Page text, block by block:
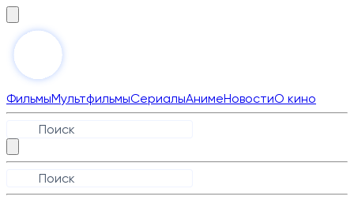
ФильмыМультфильмыСериалыАнимеНовостиО кино